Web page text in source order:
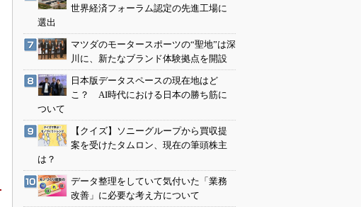
世界経済フォーラム認定の先進工場に
選出
マツダのモータースポーツの“聖地”は深
川に、新たなブランド体験拠点を開設
日本版データスペースの現在地はど
こ？ AI時代における日本の勝ち筋に
ついて
【クイズ】ソニーグループから買収提
案を受けたタムロン、現在の筆頭株主
は？
データ整理をしていて気付いた「業務
改善」に必要な考え方について